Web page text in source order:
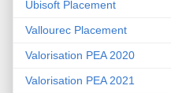
Ubisoft Placement
Vallourec Placement
Valorisation PEA 2020
Valorisation PEA 2021